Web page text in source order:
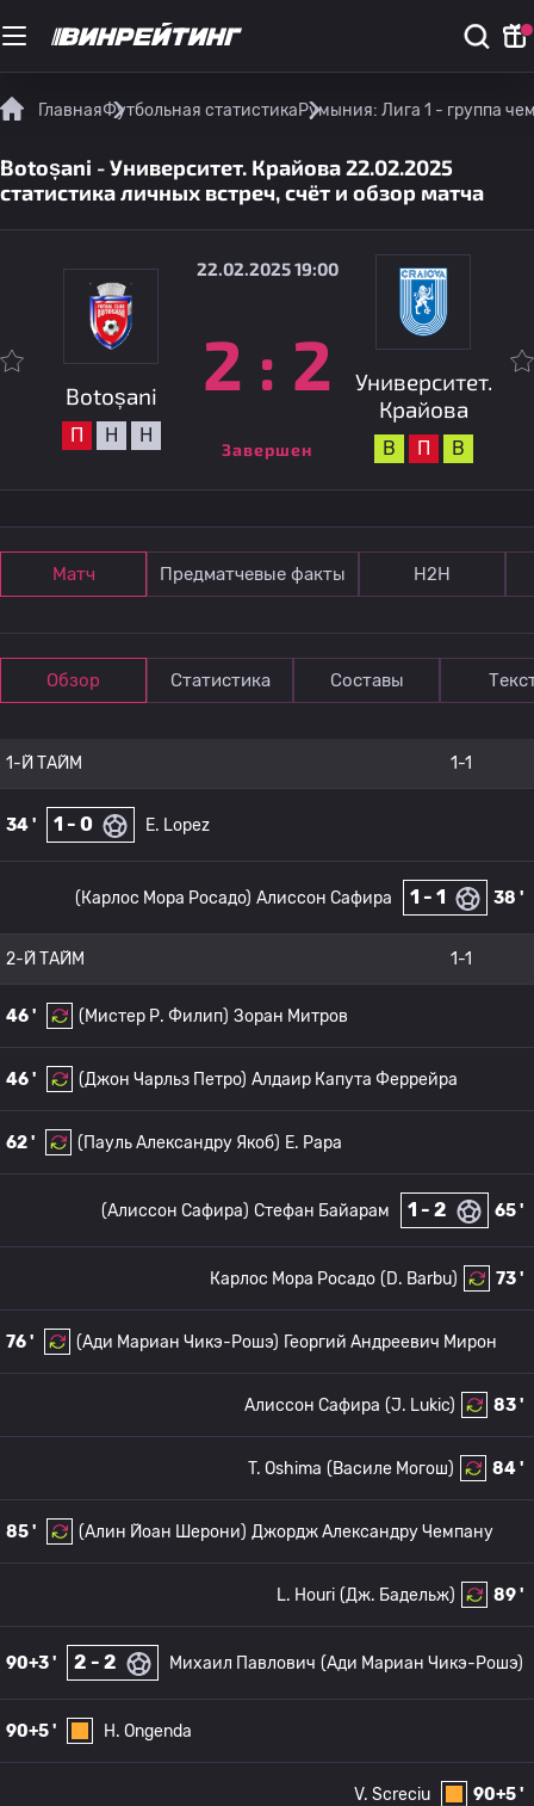
ГлавнаяФутбольная статистикаРумыния: Лига 1 - группа
Botoșani - Университет. Крайова 22.02.2025
статистика личных встреч, счёт и обзор матча
Botoșani
П Н Н
22.02.2025 19:00
2 : 2
Завершен
Университет.
Крайова
В П В
Матч Предматчевые факты Н2Н
Обзор Статистика Составы
1-Й ТАЙМ 1-1
34 ' 1 - 0 E. Lopez
38 '
1 - 1
Алиссон Сафира
(Карлос Мора Росадо)
2-Й ТАЙМ 1-1
46 ' (Мистер Р. Филип) Зоран Митров
46 ' (Джон Чарльз Петро) Алдаир Капута Феррейра
62 ' (Пауль Александру Якоб) E. Papa
65 '
1 - 2
Стефан Байарам
(Алиссон Сафира)
73 '
(D. Barbu)
Карлос Мора Росадо
76 ' (Ади Мариан Чикэ-Рошэ) Георгий Андреевич Мирон
83 '
(J. Lukic)
Алиссон Сафира
84 '
(Василе Могош)
T. Oshima
85 ' (Алин Йоан Шерони) Джордж Александру Чемпану
89 '
(Дж. Бадельж)
L. Houri
90+3 ' 2 - 2 Михаил Павлович (Ади Мариан Чикэ-Рошэ)
90+5 ' H. Ongenda
90+5 '
V. Screciu